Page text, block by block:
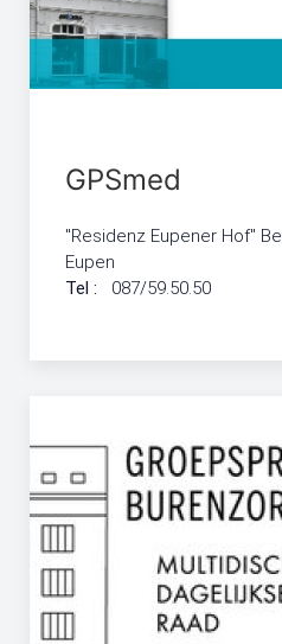
GPSmed
"Residenz Eupener Hof"
Eupen
Tel : 087/59.50.50